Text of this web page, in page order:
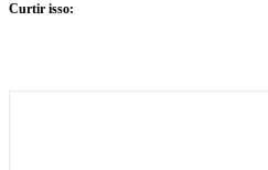
Curtir isso: